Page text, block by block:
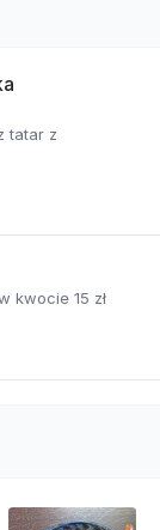
tatar z
kwocie 15 zł